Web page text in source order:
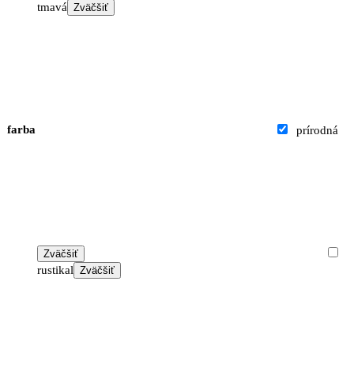
farba
tmavá Zväčšiť
prírodná
Zväčšiť
rustikal Zväčšiť